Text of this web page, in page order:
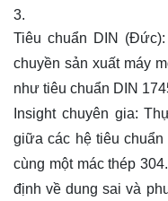
Tiêu chuẩn DIN (Đức):
chuyền sản xuất máy
như tiêu chuẩn DIN
Insight chuyên gia:
giữa các hệ tiêu
cùng một mác thép
định về dung sai và